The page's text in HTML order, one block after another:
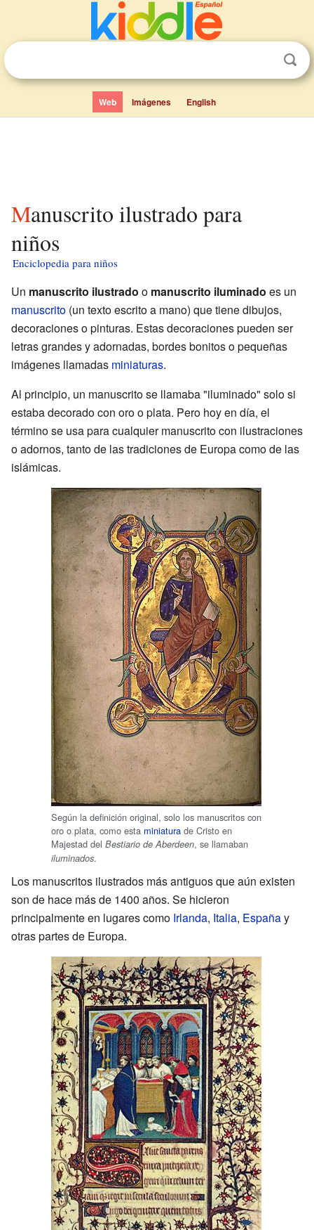
Web Imágenes English
Manuscrito ilustrado para
niños
Enciclopedia para niños
Un manuscrito ilustrado o manuscrito iluminado es un
manuscrito (un texto escrito a mano) que tiene dibujos,
decoraciones o pinturas. Estas decoraciones pueden ser
letras grandes y adornadas, bordes bonitos o pequeñas
imágenes llamadas miniaturas.
Al principio, un manuscrito se llamaba "iluminado" solo si
estaba decorado con oro o plata. Pero hoy en día, el
término se usa para cualquier manuscrito con ilustraciones
o adornos, tanto de las tradiciones de Europa como de las
islámicas.
Según la definición original, solo los manuscritos con
oro o plata, como esta miniatura de Cristo en
Majestad del Bestiario de Aberdeen, se llamaban
iluminados.
Los manuscritos ilustrados más antiguos que aún existen
son de hace más de 1400 años. Se hicieron
principalmente en lugares como Irlanda, Italia, Españay
otras partes de Europa.